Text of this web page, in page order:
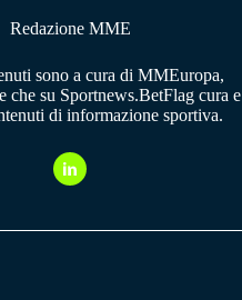
Redazione MME
sono a cura di MMEuropa,
che su Sportnews.BetFlag cura e
di informazione sportiva.